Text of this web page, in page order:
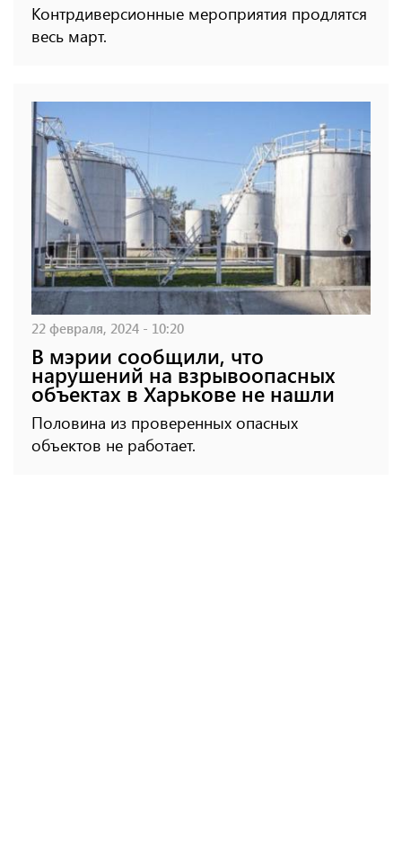
Контрдиверсионные мероприятия продлятся
весь март.
22 февраля, 2024 - 10:20
В мэрии сообщили, что
нарушений на взрывоопасных
объектах в Харькове не нашли
Половина из проверенных опасных
объектов не работает.